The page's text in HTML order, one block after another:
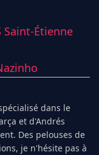
Saint-Étienne
dans le
et d'Andrés
Des pelouses de
je n'hésite pas à